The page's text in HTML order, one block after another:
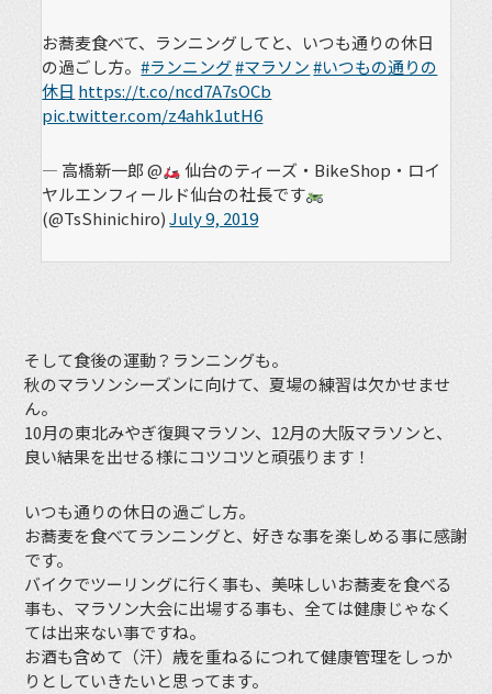
お蕎麦食べて、ランニングしてと、いつも通りの休日
の過ごし方。#ランニング#マラソン #いつもの通りの
休日 https://t.co/ncd7A7sOCb
pic.twitter.com/z4ahk1utH6
— 高橋新一郎 @
仙台のティーズ・BikeShop・ロイ
ヤルエンフィールド仙台の社長です
(@TsShinichiro)July 9, 2019
そして食後の運動？ランニングも。
秋のマラソンシーズンに向けて、夏場の練習は欠かせませ
ん。
10月の東北みやぎ復興マラソン、12月の大阪マラソンと、
良い結果を出せる様にコツコツと頑張ります！
いつも通りの休日の過ごし方。
お蕎麦を食べてランニングと、好きな事を楽しめる事に感謝
です。
バイクでツーリングに行く事も、美味しいお蕎麦を食べる
事も、マラソン大会に出場する事も、全ては健康じゃなく
ては出来ない事ですね。
お酒も含めて（汗）歳を重ねるにつれて健康管理をしっか
りとしていきたいと思ってます。